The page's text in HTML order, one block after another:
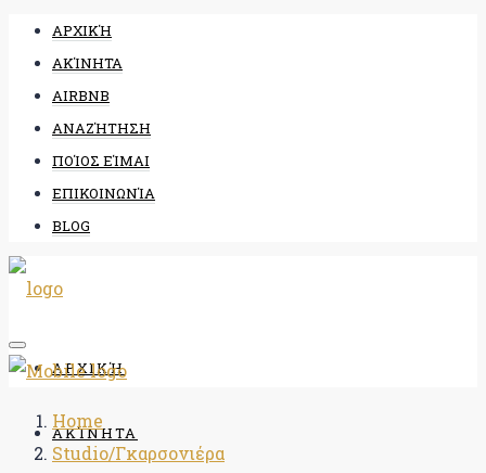
ΑΡΧΙΚΉ
ΑΚΊΝΗΤΑ
AIRBNB
ΑΝΑΖΉΤΗΣΗ
ΠΟΊΟΣ ΕΊΜΑΙ
ΕΠΙΚΟΙΝΩΝΊΑ
BLOG
ΑΡΧΙΚΉ
ΑΚΊΝΗΤΑ
Home
Studio/Γκαρσονιέρα